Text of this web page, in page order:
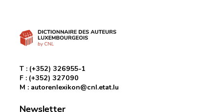
T : (+352) 326955-1
F : (+352) 327090
M : autorenlexikon@cnl.etat.lu
Newsletter